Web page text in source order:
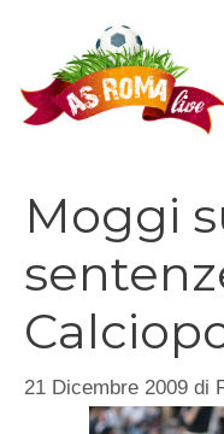
contenuto
Moggi
21 Dicembre 2009 di